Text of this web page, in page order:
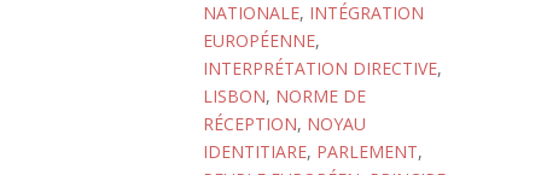
NATIONALE, INTÉGRATION
EUROPÉENNE,
INTERPRÉTATION DIRECTIVE,
LISBON, NORME DE
RÉCEPTION, NOYAU
IDENTITIARE, PARLEMENT,